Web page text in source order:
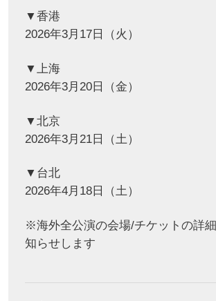
▼香港
2026年3月17日（火）
▼上海
2026年3月20日（金）
▼北京
2026年3月21日（土）
▼台北
2026年4月18日（土）
※海外全公演の会場/チケットの詳
知らせします